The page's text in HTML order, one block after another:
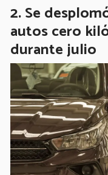
Se
autos cero
durante julio